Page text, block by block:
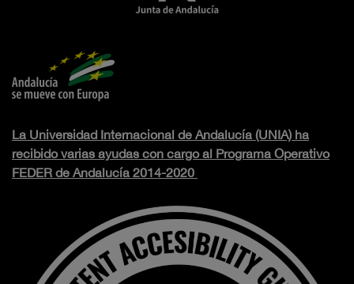
La Universidad Internacional de Andalucía (UNIA) ha
recibido varias ayudas con cargo al Programa Operativo
FEDER de Andalucía 2014-2020